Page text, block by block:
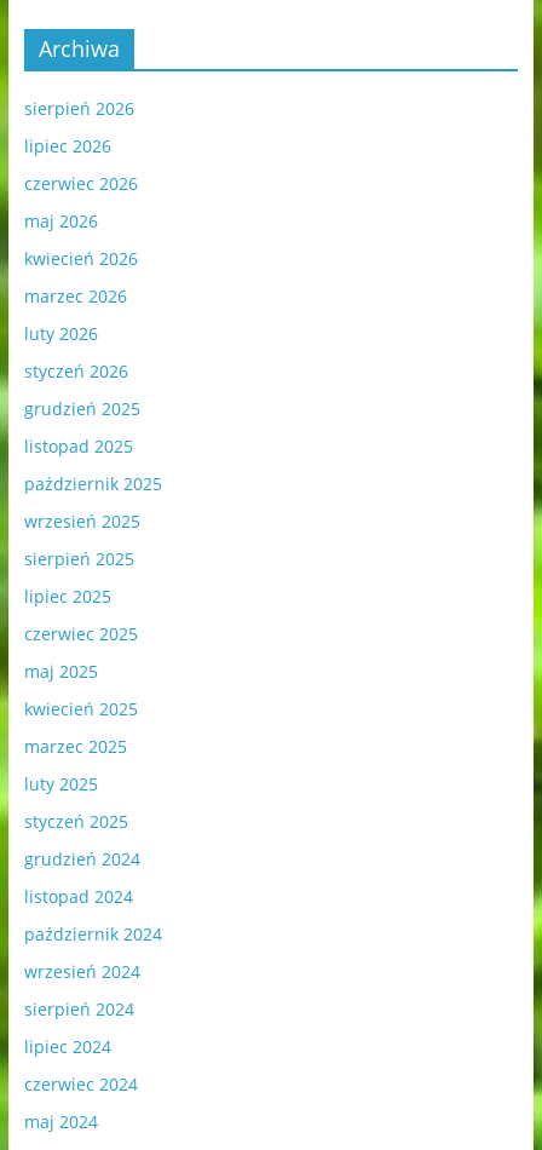
Archiwa
sierpień 2026
lipiec 2026
czerwiec 2026
maj 2026
kwiecień 2026
marzec 2026
luty 2026
styczeń 2026
grudzień 2025
listopad 2025
październik 2025
wrzesień 2025
sierpień 2025
lipiec 2025
czerwiec 2025
maj 2025
kwiecień 2025
marzec 2025
luty 2025
styczeń 2025
grudzień 2024
listopad 2024
październik 2024
wrzesień 2024
sierpień 2024
lipiec 2024
czerwiec 2024
maj 2024